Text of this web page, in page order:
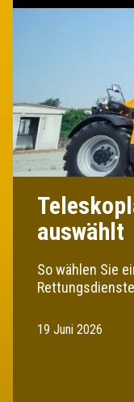
auswählt
So wählen Sie
19 Juni 2026